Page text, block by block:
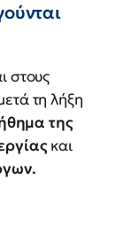
στους
τη λήξη
της
και